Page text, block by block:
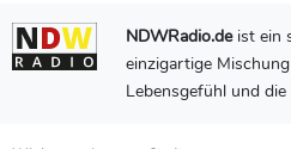
NDWRadio.deist ein
einzigartige
Lebensgefühl und